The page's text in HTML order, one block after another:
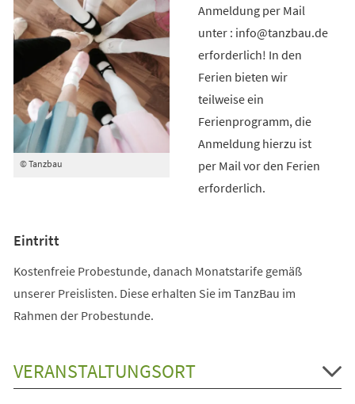
© Tanzbau
Anmeldung per Mail
unter : info@tanzbau.de
erforderlich! In den
Ferien bieten wir
teilweise ein
Ferienprogramm, die
Anmeldung hierzu ist
per Mail vor den Ferien
erforderlich.
Eintritt
Kostenfreie Probestunde, danach Monatstarife gemäß
unserer Preislisten. Diese erhalten Sie im TanzBau im
Rahmen der Probestunde.
VERANSTALTUNGSORT